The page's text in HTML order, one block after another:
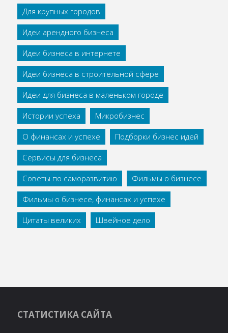
Для крупных городов
Идеи арендного бизнеса
Идеи бизнеса в интернете
Идеи бизнеса в строительной сфере
Идеи для бизнеса в маленьком городе
Истории успеха
Микробизнес
О финансах и успехе
Подборки бизнес идей
Сервисы для бизнеса
Советы по саморазвитию
Фильмы о бизнесе
Фильмы о бизнесе, финансах и успехе
Цитаты великих
Швейное дело
СТАТИСТИКА САЙТА